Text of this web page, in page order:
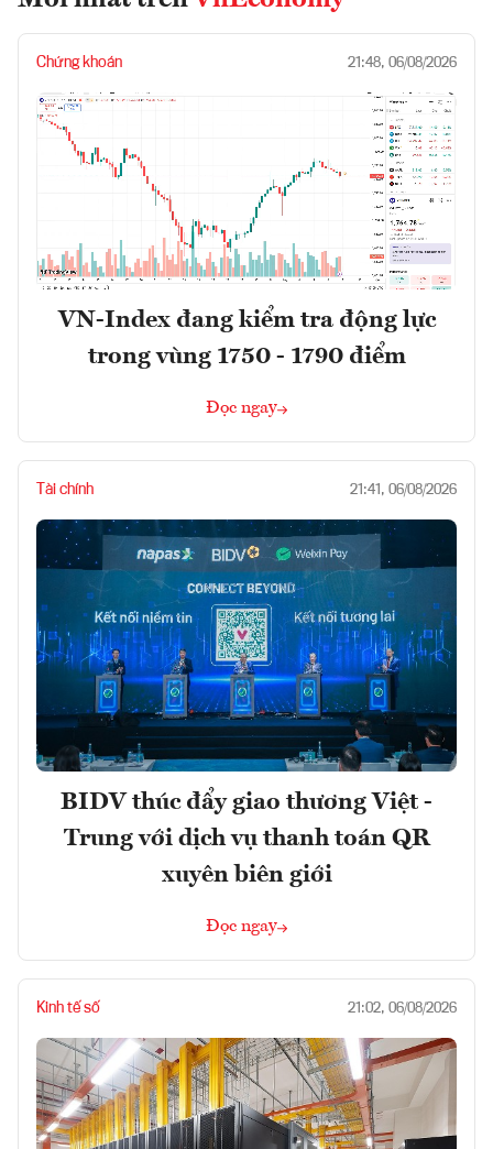
Chứng khoán 21:48, 06/08/2026
VN-Index đang kiểm tra động lực
trong vùng 1750 - 1790 điểm
Đọc ngay
Tài chính 21:41, 06/08/2026
BIDV thúc đẩy giao thương Việt -
Trung với dịch vụ thanh toán QR
xuyên biên giới
Đọc ngay
Kinh tế số 21:02, 06/08/2026